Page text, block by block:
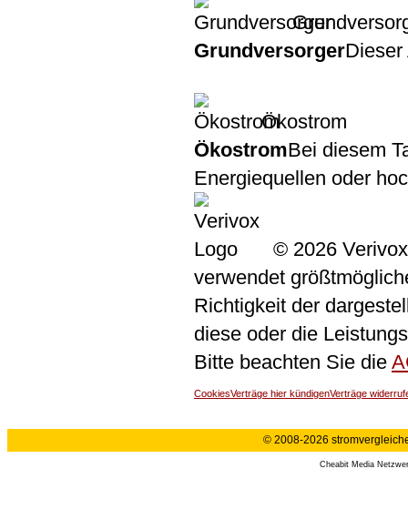
GrundversorgerDieser
Ökostrom
ÖkostromBei diesem
Energiequellen oder
© 2026
verwendet
Richtigkeit der
diese oder die
Bitte beachten Sie die
CookiesVerträge hier kündigenVerträge
© 2008-2026
Cheabit Media